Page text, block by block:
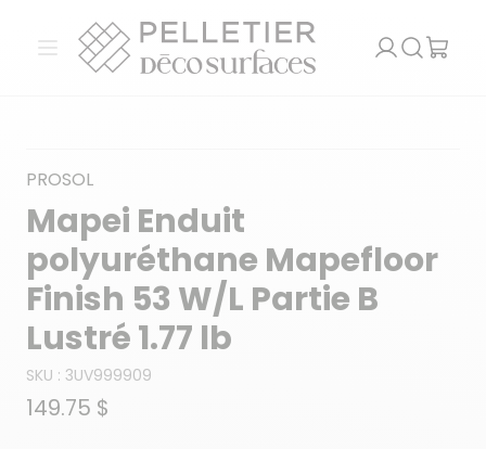
Ouvrir le menu
Pelletier Déco Surfaces
PROSOL
Mapei Enduit
polyuréthane Mapefloor
Finish 53 W/L Partie B
Lustré 1.77 lb
SKU : 3UV999909
149.75 $